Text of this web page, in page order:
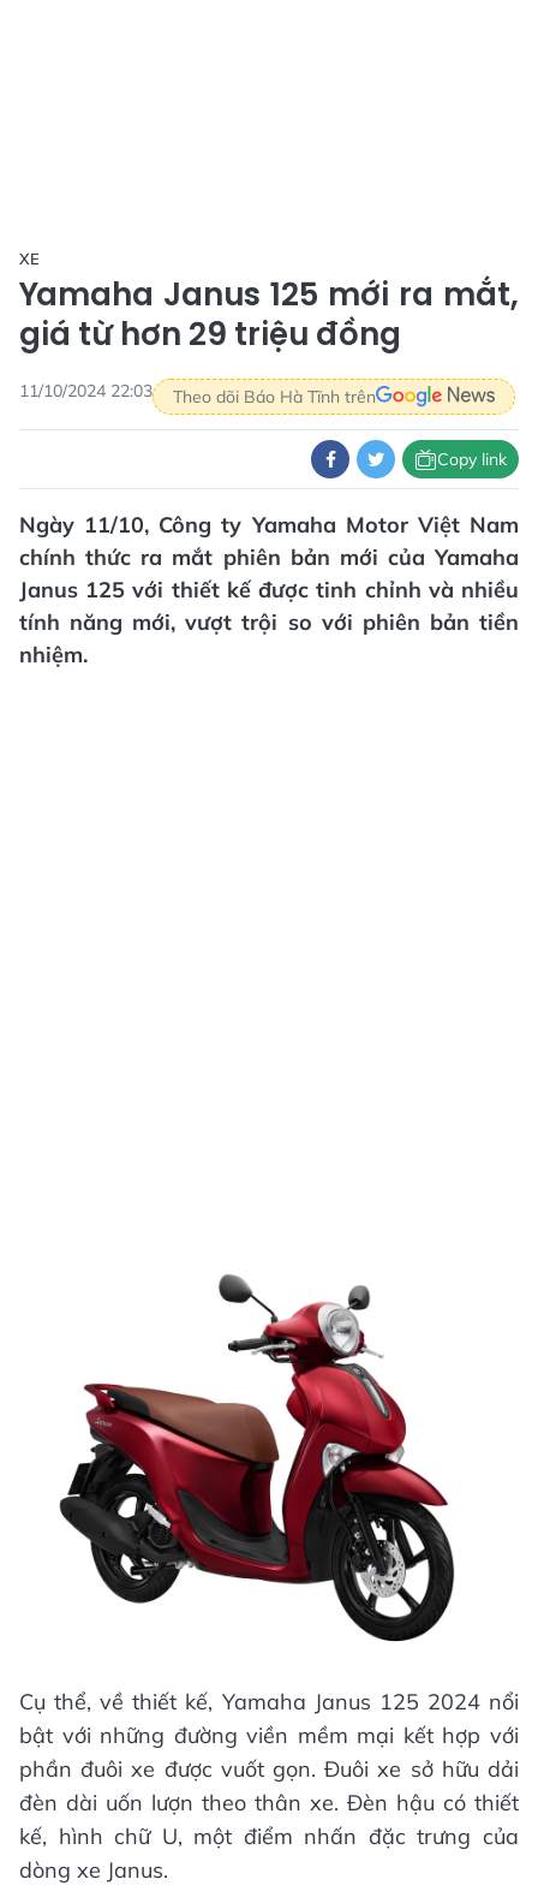
XE
Yamaha Janus 125 mới ra mắt,
giá từ hơn 29 triệu đồng
11/10/2024 22:03 Theo dõi Báo Hà Tĩnh trên
Copy link
Ngày 11/10, Công ty Yamaha Motor Việt Nam
chính thức ra mắt phiên bản mới của Yamaha
Janus 125 với thiết kế được tinh chỉnh và nhiều
tính năng mới, vượt trội so với phiên bản tiền
nhiệm.
Cụ thể, về thiết kế, Yamaha Janus 125 2024 nổi
bật với những đường viền mềm mại kết hợp với
phần đuôi xe được vuốt gọn. Đuôi xe sở hữu dải
đèn dài uốn lượn theo thân xe. Đèn hậu có thiết
kế, hình chữ U, một điểm nhấn đặc trưng của
dòng xe Janus.